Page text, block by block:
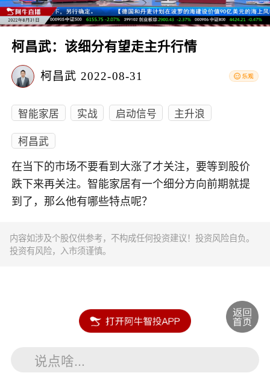
柯昌武：该细分有望走主升行情
柯昌武 2022-08-31
智能家居 实战 启动信号
主升浪
柯昌武
在当下的市场不要看到大涨了才关注，要等到股价
跌下来再关注。智能家居有一个细分方向前期就提
到了，那么他有哪些特点呢？
内容如涉及个股仅供参考，不构成任何投资建议！投资风险自负。
投资有风险，入市须谨慎。
说点啥...